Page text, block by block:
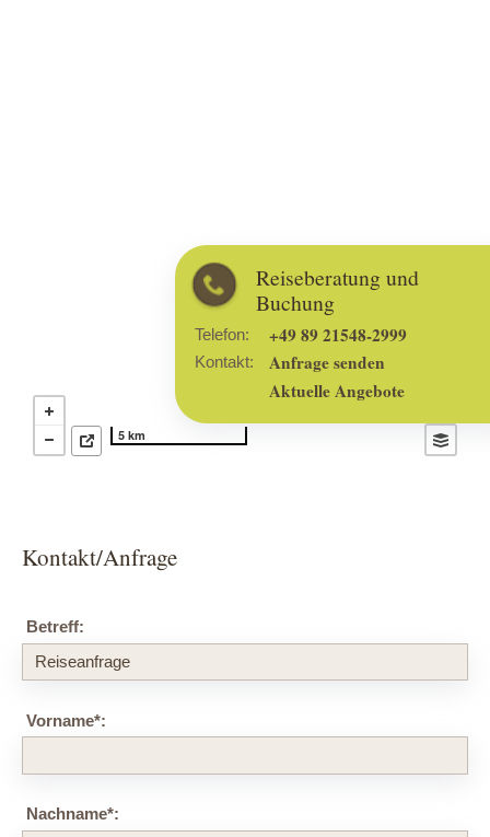
Reiseberatung und
Buchung
Telefon: +49 89 21548-2999
Kontakt:
Anfrage senden
Aktuelle Angebote
5 km
Kontakt/Anfrage
Betreff:
Vorname*:
Nachname*: